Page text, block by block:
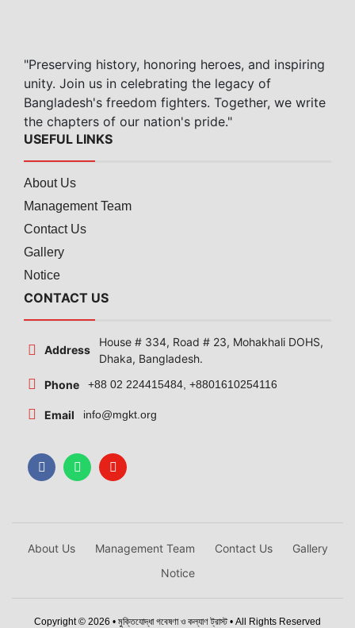
"Preserving history, honoring heroes, and inspiring
unity. Join us in celebrating the legacy of
Bangladesh's freedom fighters. Together, we write
the chapters of our nation's pride."
USEFUL LINKS
About Us
Management Team
Contact Us
Gallery
Notice
CONTACT US
Address
House # 334, Road # 23, Mohakhali DOHS,
Dhaka, Bangladesh.
Phone
+88 02 224415484, +8801610254116
Email info@mgkt.org
About Us Management Team Contact Us
Gallery
Notice
Copyright © 2026 • মুক্তিযোদ্ধা গবেষণা ও কল্যাণ ট্রাস্ট • All Rights Reserved